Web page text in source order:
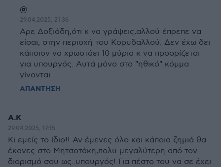
@
29.04.2025, 21:36
Αρε Δοξιάδη,ότι κ να γράψεις,αλλού έπρεπε να
είσαι, στην περιοχή του Κορυδαλλού. Δεν έχω δει
κάποιον να χρωστάει 10 μύρια κ να προορίζεται
για υπουργός. Αυτά μόνο στο "ηθικό" κόμμα
γίνονται
ΑΠΑΝΤΗΣΗ
Α.Κ
29.04.2025, 17:15
Κι εμείς το ίδιο!! Αν έμενες όλο και κάποια ζημιά θα
έκανες στο Μητσοτάκη,πολυ μεγαλύτερη από τον
διορισμό σου ως..υπουργός! Για πέστο του να σε έχει